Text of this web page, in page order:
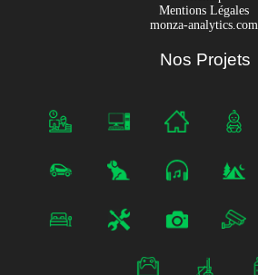
Mentions Légales
monza-analytics.com
Nos Projets